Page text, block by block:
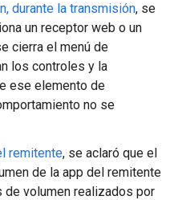
durante la transmisión, se
un receptor web o un
cierra el menú de
los controles y la
ese elemento de
no se
remitente, se aclaró que el
de la app del remitente
volumen realizados por